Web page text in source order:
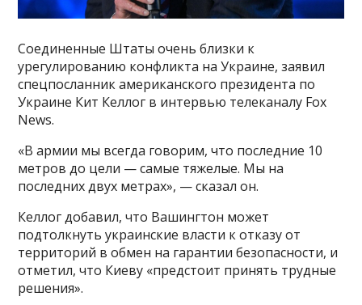
Соединенные Штаты очень близки к
урегулированию конфликта на Украине, заявил
спецпосланник американского президента по
Украине Кит Келлог в интервью телеканалу Fox
News.
«В армии мы всегда говорим, что последние 10
метров до цели — самые тяжелые. Мы на
последних двух метрах», — сказал он.
Келлог добавил, что Вашингтон может
подтолкнуть украинские власти к отказу от
территорий в обмен на гарантии безопасности, и
отметил, что Киеву «предстоит принять трудные
решения».